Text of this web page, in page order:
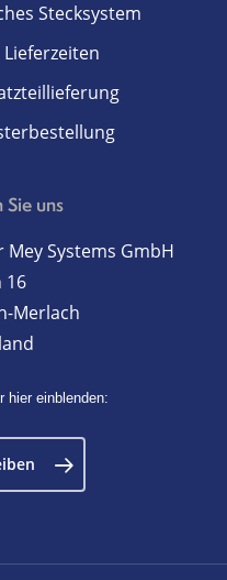
Stecksystem
uns
Systems GmbH
16
Merlach
hier einblenden: